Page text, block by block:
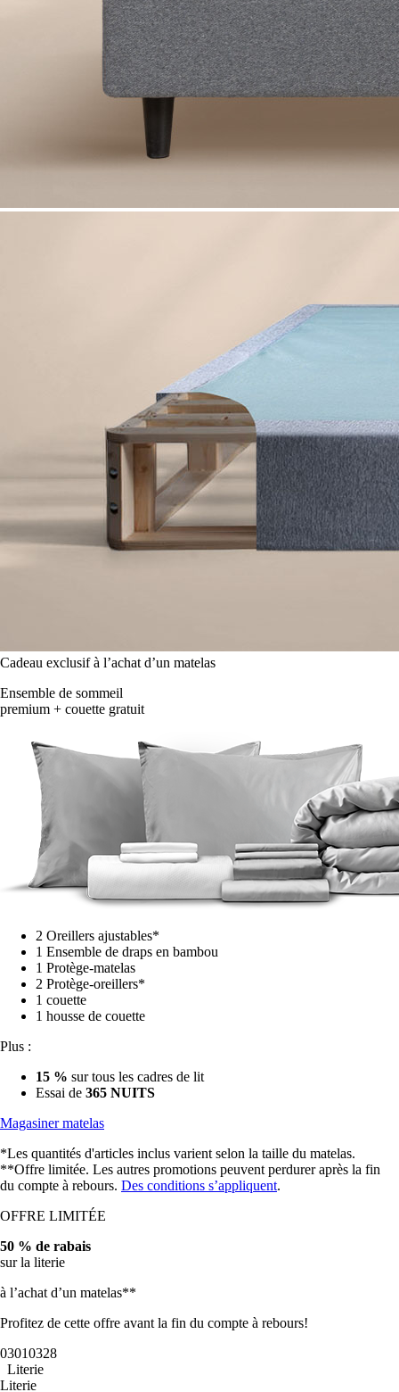
Cadeau exclusif à l’achat d’un matelas
Ensemble de sommeil
premium + couette gratuit
2 Oreillers ajustables*
1 Ensemble de draps en bambou
1 Protège-matelas
2 Protège-oreillers*
1 couette
1 housse de couette
Plus :
15 % sur tous les cadres de lit
Essai de 365 NUITS
Magasiner matelas
*Les quantités d'articles inclus varient selon la taille du matelas.
**Offre limitée. Les autres promotions peuvent perdurer après la fin
du compte à rebours. Des conditions s’appliquent.
OFFRE LIMITÉE
50 % de rabais
sur la literie
à l’achat d’un matelas**
Profitez de cette offre avant la fin du compte à rebours!
03010326
Literie
Literie